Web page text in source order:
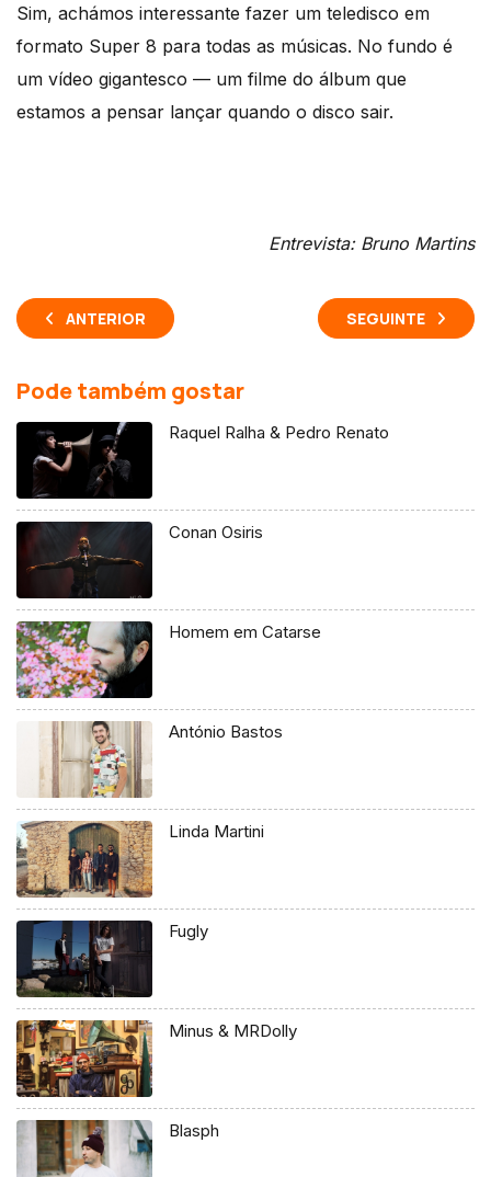
Sim, achámos interessante fazer um teledisco em
formato Super 8 para todas as músicas. No fundo é
um vídeo gigantesco — um filme do álbum que
estamos a pensar lançar quando o disco sair.
Entrevista: Bruno Martins
ANTERIOR SEGUINTE
Pode também gostar
Raquel Ralha & Pedro Renato
Conan Osiris
Homem em Catarse
António Bastos
Linda Martini
Fugly
Minus & MRDolly
Blasph